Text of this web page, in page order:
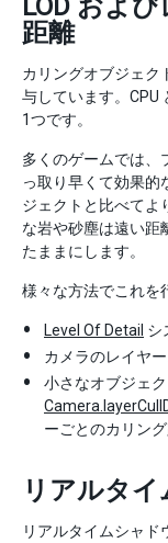
LOD およ
距離
カリングオブジェク
与しています。CPU
1つです。
多くのゲームでは、
っ取り早くて効果的
ジェクトと比べてよ
な岩や砂塵は遠い距
たままにします。
様々な方法でこれを
Level Of Detail シ
カメラのレイヤ
小さなオブジェ
ーごとのカリン
リアルタ
リアルタイムシャド